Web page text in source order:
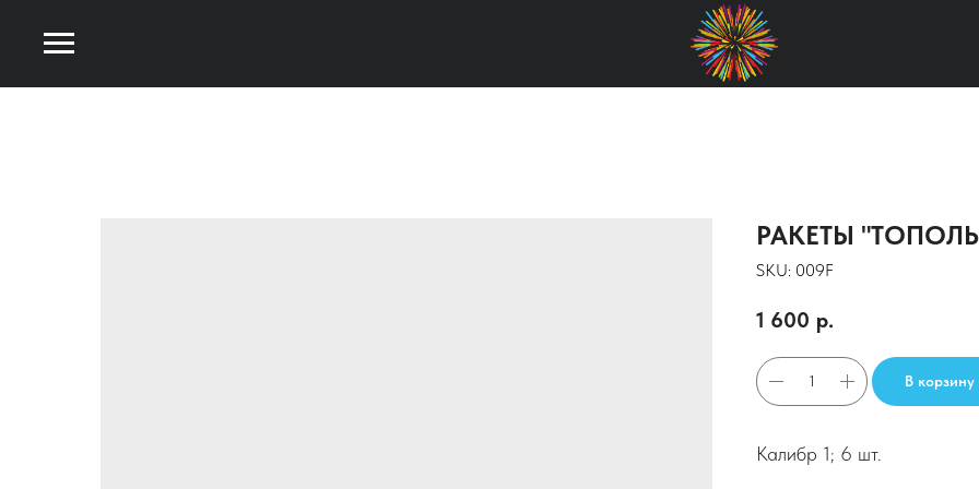
РАКЕТЫ
SKU: 009F
1 600 р.
В корзину
Калибр 1; 6 шт.